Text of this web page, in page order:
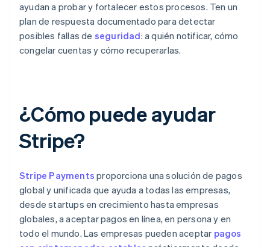
ayudan a probar y fortalecer estos procesos. Ten un
plan de respuesta documentado para detectar
posibles fallas de seguridad: a quién notificar, cómo
congelar cuentas y cómo recuperarlas.
¿Cómo puede ayudar
Stripe?
Stripe Payments proporciona una solución de pagos
global y unificada que ayuda a todas las empresas,
desde startups en crecimiento hasta empresas
globales, a aceptar pagos en línea, en persona y en
todo el mundo. Las empresas pueden aceptar pagos